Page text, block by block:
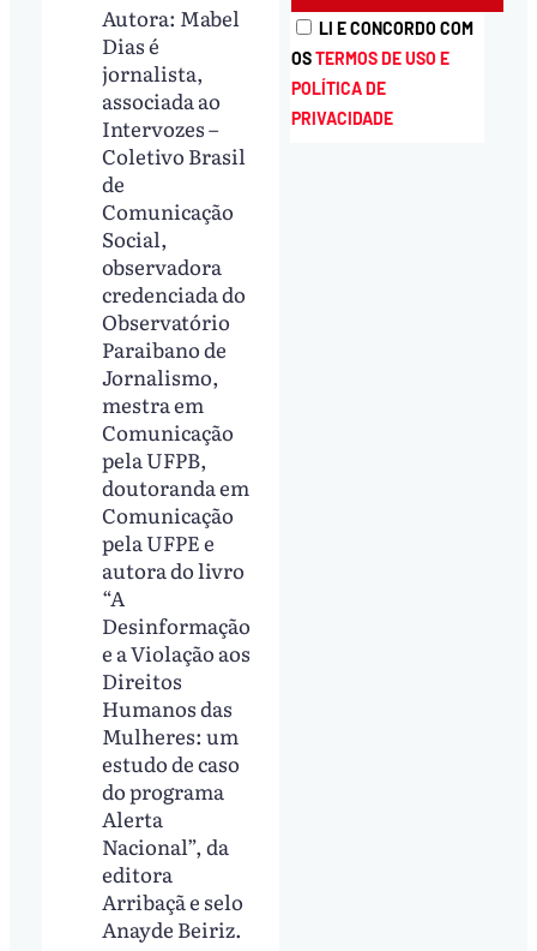
Autora: Mabel
Dias é
jornalista,
associada ao
Intervozes –
Coletivo Brasil
de
Comunicação
Social,
observadora
credenciada do
Observatório
Paraibano de
Jornalismo,
mestra em
Comunicação
pela UFPB,
doutoranda em
Comunicação
pela UFPE e
autora do livro
“A
Desinformação
e a Violação aos
Direitos
Humanos das
Mulheres: um
estudo de caso
do programa
Alerta
Nacional”, da
editora
Arribaçã e selo
Anayde Beiriz.
LI E CONCORDO COM
OSTERMOS DE USO E
POLÍTICA DE
PRIVACIDADE